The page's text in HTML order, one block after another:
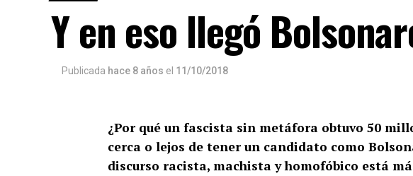
Y en eso llegó
Publicada hace 8 años el 11/10/2018
¿Por qué un fascista sin metáfora obtuvo 50
cerca o lejos de tener un candidato como
discurso racista, machista y homofóbico está